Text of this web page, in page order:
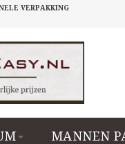
VERPAKKING
MANNEN